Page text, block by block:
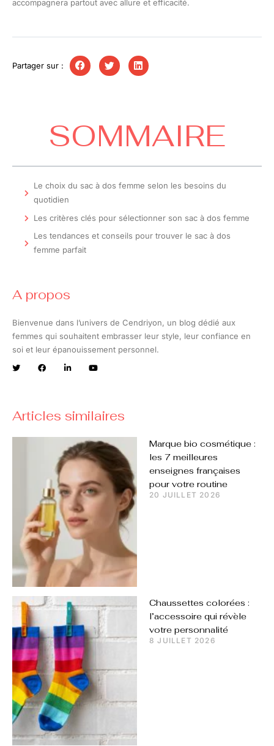
accompagnera partout avec allure et efficacité.
Partager sur :
SOMMAIRE
Le choix du sac à dos femme selon les besoins du
quotidien
Les critères clés pour sélectionner son sac à dos femme
Les tendances et conseils pour trouver le sac à dos
femme parfait
A propos
Bienvenue dans l’univers de Cendriyon, un blog dédié aux
femmes qui souhaitent embrasser leur style, leur confiance en
soi et leur épanouissement personnel.
Articles similaires
Marque bio cosmétique :
les 7 meilleures
enseignes françaises
pour votre routine
20 JUILLET 2026
Chaussettes colorées :
l’accessoire qui révèle
votre personnalité
8 JUILLET 2026